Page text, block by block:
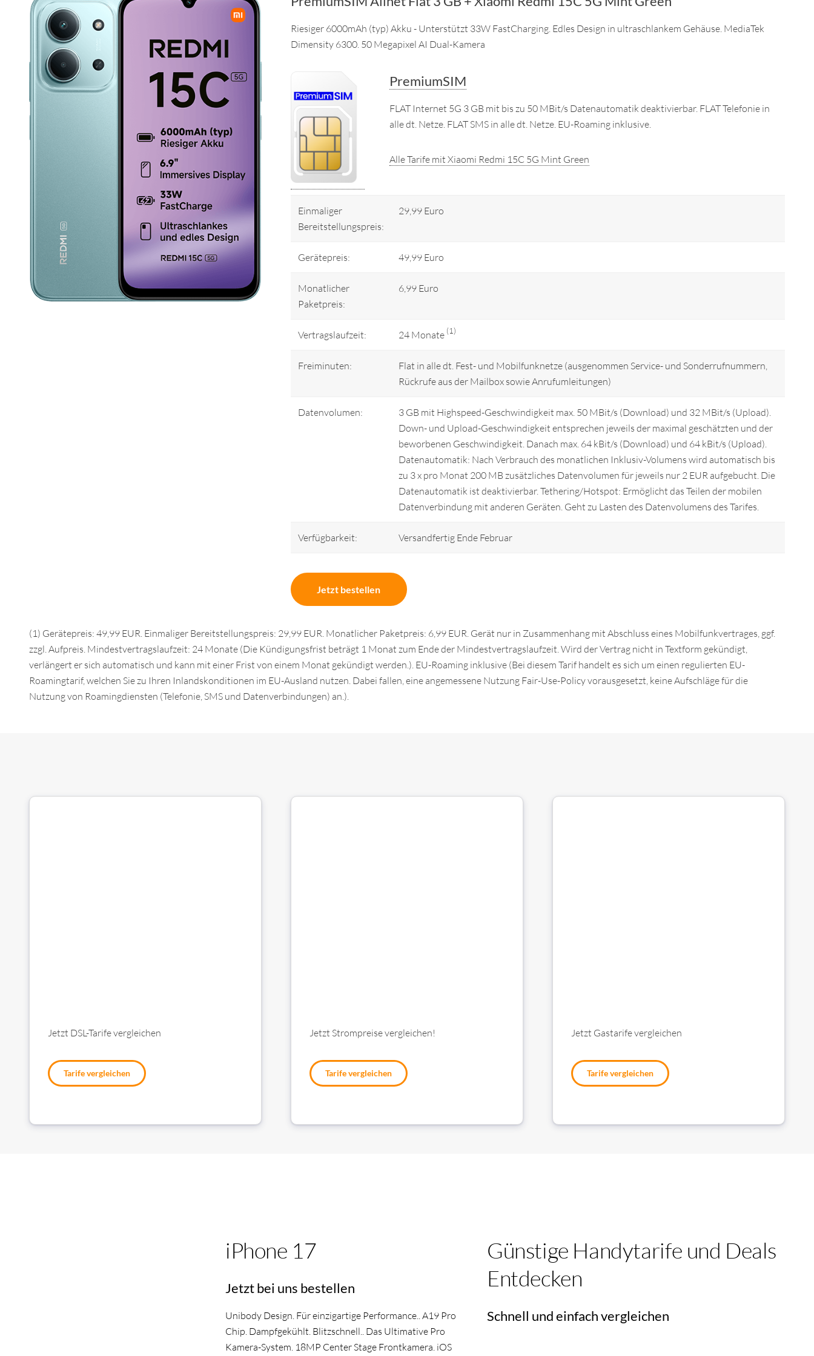
Riesiger 6000mAh (typ) Akku - Unterstützt 33W FastCharging. Edles Design in ultraschlankem Gehäuse. MediaTek
Dimensity 6300. 50 Megapixel AI Dual-Kamera
PremiumSIM
FLAT Internet 5G 3 GB mit bis zu 50 MBit/s Datenautomatik deaktivierbar. FLAT Telefonie in
alle dt. Netze. FLAT SMS in alle dt. Netze. EU-Roaming inklusive.
Alle Tarife mit Xiaomi Redmi 15C 5G Mint Green
Einmaliger
Bereitstellungspreis:
29,99 Euro
Gerätepreis: 49,99 Euro
Monatlicher
Paketpreis:
6,99 Euro
Vertragslaufzeit: 24 Monate (1)
Freiminuten:
Flat in alle dt. Fest- und Mobilfunknetze (ausgenommen Service- und Sonderrufnummern,
Rückrufe aus der Mailbox sowie Anrufumleitungen)
Datenvolumen:
3 GB mit Highspeed-Geschwindigkeit max. 50 MBit/s (Download) und 32 MBit/s (Upload).
Down- und Upload-Geschwindigkeit entsprechen jeweils der maximal geschätzten und der
beworbenen Geschwindigkeit. Danach max. 64 kBit/s (Download) und 64 kBit/s (Upload).
Datenautomatik: Nach Verbrauch des monatlichen Inklusiv-Volumens wird automatisch bis
zu 3 x pro Monat 200 MB zusätzliches Datenvolumen für jeweils nur 2 EUR aufgebucht. Die
Datenautomatik ist deaktivierbar. Tethering/Hotspot: Ermöglicht das Teilen der mobilen
Datenverbindung mit anderen Geräten. Geht zu Lasten des Datenvolumens des Tarifes.
Verfügbarkeit: Versandfertig Ende Februar
Jetzt bestellen
(1) Gerätepreis: 49,99 EUR. Einmaliger Bereitstellungspreis: 29,99 EUR. Monatlicher Paketpreis: 6,99 EUR. Gerät nur in Zusammenhang mit Abschluss eines Mobilfunkvertrages, ggf.
zzgl. Aufpreis. Mindestvertragslaufzeit: 24 Monate (Die Kündigungsfrist beträgt 1 Monat zum Ende der Mindestvertragslaufzeit. Wird der Vertrag nicht in Textform gekündigt,
verlängert er sich automatisch und kann mit einer Frist von einem Monat gekündigt werden.). EU-Roaming inklusive (Bei diesem Tarif handelt es sich um einen regulierten EU-
Roamingtarif, welchen Sie zu Ihren Inlandskonditionen im EU-Ausland nutzen. Dabei fallen, eine angemessene Nutzung Fair-Use-Policy vorausgesetzt, keine Aufschläge für die
Nutzung von Roamingdiensten (Telefonie, SMS und Datenverbindungen) an.).
Jetzt DSL-Tarife vergleichen
Tarife vergleichen
Jetzt Strompreise vergleichen!
Tarife vergleichen
Jetzt Gastarife vergleichen
Tarife vergleichen
iPhone 17
Jetzt bei uns bestellen
Unibody Design. Für einzigartige Performance.. A19 Pro
Chip. Dampfgekühlt. Blitzschnell.. Das Ultimative Pro
Kamera-System. 18MP Center Stage Frontkamera. iOS
Günstige Handytarife und Deals
Entdecken
Schnell und einfach vergleichen